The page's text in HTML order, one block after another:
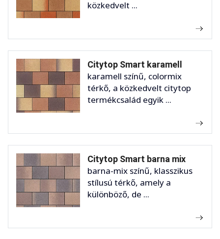
közkedvelt ...
Citytop Smart karamell
karamell színű, colormix
térkő, a közkedvelt citytop
termékcsalád egyik ...
Citytop Smart barna mix
barna-mix színű, klasszikus
stílusú térkő, amely a
különböző, de ...